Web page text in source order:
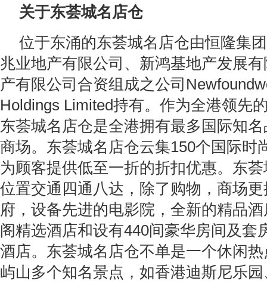
关于东荟城名店仓
位于东涌的东荟城名店仓由恒隆集
兆业地产有限公司、新鸿基地产发展
产有限公司合资组成之公司
Holdings Limited持有。作为全港领先
东荟城名店仓是全港拥有最多国际知
商场。东荟城名店仓云集150个国际时
为顾客提供低至一折的折扣优惠。东
位置交通四通八达，除了购物，商场
府，设备先进的电影院，全新的精品
阁精选酒店和设有440间豪华房间及套
酒店。东荟城名店仓不单是一个休闲
屿山多个知名景点，如香港迪斯尼乐